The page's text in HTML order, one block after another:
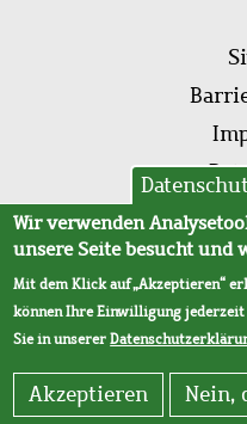
Wir verwenden
unsere Seite besucht und
Mit dem Klick auf „Akzeptieren“
können Ihre Einwilligung
Sie in unserer
Akzeptieren Nein,